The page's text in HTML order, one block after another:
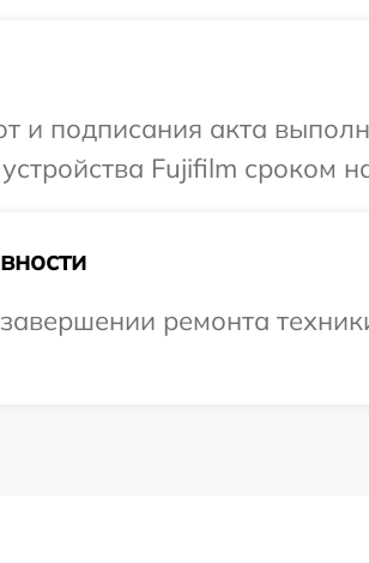
и подписания акта
Fujifilm сроком
ремонта